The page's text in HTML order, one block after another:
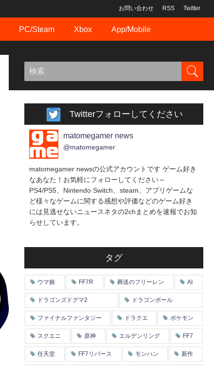
お問い合わせ RSS Twitter
PC/Steam Xbox App/Mobile
Twitterフォローしてください
matomegamer news
@matomegamer
matomegamer newsの公式アカウントです ゲーム好き
なあなた！お気軽にフォローしてください～
PS4/PS5、Nintendo Switch、steam、アプリゲームな
ど様々なゲームに関する感想や評価などのゲーム好き
には見逃せないニュースネタの2chまとめを速報でお知
らせしています。
タグ
ウマ娘 FF7R 葬送のフリーレン AI
ドラゴンズドグマ2 ドラゴンボール
ファイナルファンタジー ドラクエ ポケモン
スクエニ 原神 エルデンリング FF7
任天堂 FF7リバース モンハン 新作